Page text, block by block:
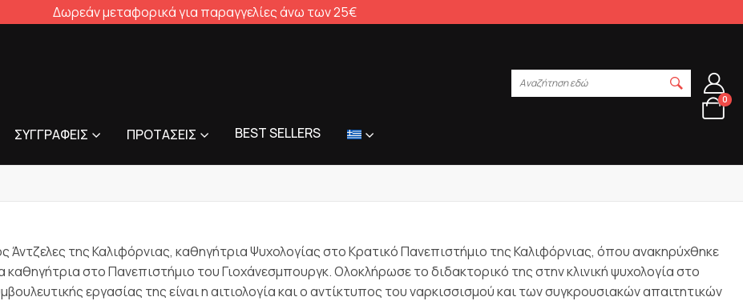
Δωρεάν μεταφορικά για παραγγελίες άνω των 25€
ΣΥΓΓΡΑΦΕΊΣ ΠΡΟΤΆΣΕΙΣ BEST SELLERS
Αναζήτηση εδώ
0
Άντζελες της Καλιφόρνιας, καθηγήτρια Ψυχολογίας στο Κρατικό Πανεπιστήμιο της Καλιφόρνιας, όπου ανακηρύχθηκε
καθηγήτρια στο Πανεπιστήμιο του Γιοχάνεσμπουργκ. Ολοκλήρωσε το διδακτορικό της στην κλινική ψυχολογία στο
εργασίας της είναι η αιτιολογία και ο αντίκτυπος του ναρκισσισμού και των συγκρουσιακών απαιτητικών